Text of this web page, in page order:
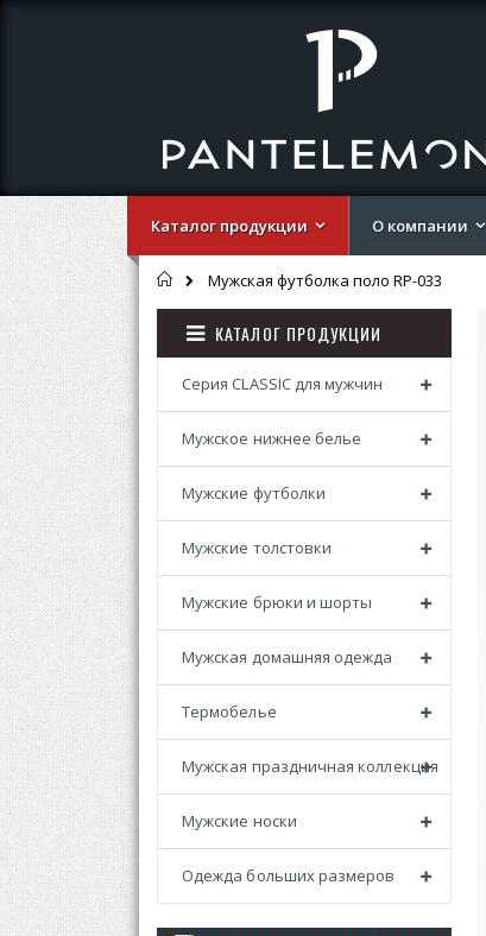
Каталог продукции О компании
Главная
Мужская футболка поло RP-033
КАТАЛОГ ПРОДУКЦИИ
Серия CLASSIC для мужчин
Мужское нижнее белье
Мужские футболки
Мужские толстовки
Мужские брюки и шорты
Мужская домашняя одежда
Термобелье
Мужская праздничная коллекция
Мужские носки
Одежда больших размеров